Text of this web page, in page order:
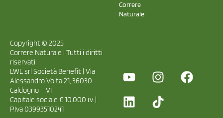
Correre
Naturale
Copyright © 2025
Correre Naturale | Tutti i diritti
riservati
LWL srl Società Benefit | Via
Alessandro Volta 21, 36030
Caldogno – VI
Capitale sociale € 10.000 i.v. |
P.Iva 03993510241